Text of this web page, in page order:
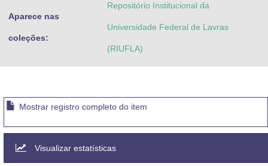
Aparece nas
coleções:
Repositório Institucional da
Universidade Federal de Lavras
(RIUFLA)
Mostrar registro completo do item
Visualizar estatísticas